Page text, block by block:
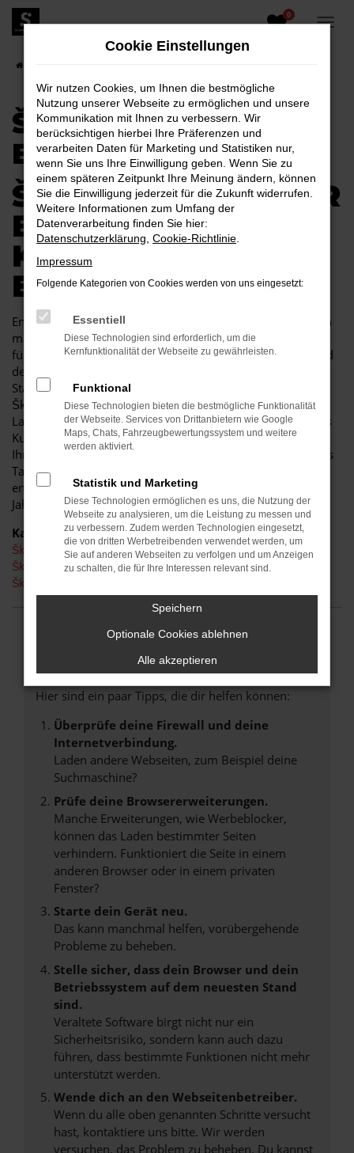
Zum
Hauptinhalt
0
ŠKODA SUPERB FÜR
BAUTZEN
ŠKODA SUPERB FÜR
BAUTZEN EINE
KOMBINATION, DIE
EINFACH PASST
Endlich angekommen: mit einem Škoda Superb in Bautzen
machen Sie alles richtig und sitzen im perfekten Fahrzeug
für diese Stadt. Einerseits sind Sie dank der Wendigkeit und
der sparsamen und effizienten Motoren perfekt auf den
Stadtverkehr von Bautzen eingerichtet, andererseits ist der
Škoda Superb jedoch auch für Fahrten auf Autobahn oder
Landstraße geeignet. Das vielseitige Modell erhalten Sie als
Kunde aus Bautzen im Autohaus Schiefelbein. Wir bieten
Ihnen den Škoda Superb sowohl als Neuwagen als auch als
Tageszulassung. Wer noch etwas mehr sparen möchte,
entscheidet sich für ein Gebrauchtfahrzeug oder einen
Jahreswagen.
Kategorie
Škoda Superb Neuwagen Bautzen
Škoda Superb Bautzen
Škoda Superb Gebrauchtwagen Bautzen
FEHLER: NETWORK ERROR
Beim Laden ist ein Fehler aufgetreten.
Hier sind ein paar Tipps, die dir helfen können:
Überprüfe deine Firewall und deine
Internetverbindung.
Laden andere Webseiten, zum Beispiel deine
Suchmaschine?
Prüfe deine Browsererweiterungen.
Manche Erweiterungen, wie Werbeblocker,
können das Laden bestimmter Seiten
verhindern. Funktioniert die Seite in einem
anderen Browser oder in einem privaten
Fenster?
Starte dein Gerät neu.
Das kann manchmal helfen, vorübergehende
Probleme zu beheben.
Stelle sicher, dass dein Browser und dein
Betriebssystem auf dem neuesten Stand
sind.
Veraltete Software birgt nicht nur ein
Sicherheitsrisiko, sondern kann auch dazu
führen, dass bestimmte Funktionen nicht mehr
unterstützt werden.
Wende dich an den Webseitenbetreiber.
Wenn du alle oben genannten Schritte versucht
hast, kontaktiere uns bitte. Wir werden
versuchen, das Problem zu beheben. Du kannst
Cookie Einstellungen
Wir nutzen Cookies, um Ihnen die bestmögliche
Nutzung unserer Webseite zu ermöglichen und unsere
Kommunikation mit Ihnen zu verbessern. Wir
berücksichtigen hierbei Ihre Präferenzen und
verarbeiten Daten für Marketing und Statistiken nur,
wenn Sie uns Ihre Einwilligung geben. Wenn Sie zu
einem späteren Zeitpunkt Ihre Meinung ändern, können
Sie die Einwilligung jederzeit für die Zukunft widerrufen.
Weitere Informationen zum Umfang der
Datenverarbeitung finden Sie hier:
Datenschutzerklärung Cookie-Richtlinie
Impressum
Folgende Kategorien von Cookies werden von uns eingesetzt:
Essentiell
Diese Technologien sind erforderlich, um die
Kernfunktionalität der Webseite zu gewährleisten.
Funktional
Diese Technologien bieten die bestmögliche Funktionalität
der Webseite. Services von Drittanbietern wie Google
Maps, Chats, Fahrzeugbewertungssystem und weitere
werden aktiviert.
Statistik und Marketing
Diese Technologien ermöglichen es uns, die Nutzung der
Webseite zu analysieren, um die Leistung zu messen und
zu verbessern. Zudem werden Technologien eingesetzt,
die von dritten Werbetreibenden verwendet werden, um
Sie auf anderen Webseiten zu verfolgen und um Anzeigen
zu schalten, die für Ihre Interessen relevant sind.
Speichern
Optionale Cookies ablehnen
Alle akzeptieren